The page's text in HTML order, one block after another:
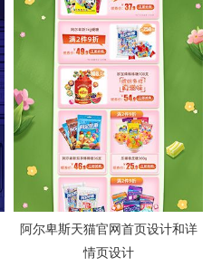
阿尔卑斯天猫官网首页设计和详
情页设计